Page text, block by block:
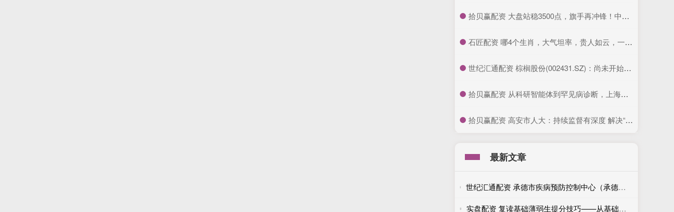
​拾贝赢配资 大盘站稳3500点，旗手再冲锋！中银证券2连板，证券ETF龙头(560090)放量涨超3%！券商上半年业绩预报陆续出炉，国盛金控净利润暴涨2倍以上
​石匠配资 哪4个生肖，大气坦率，贵人如云，一个月比一个月赚钱多_总能_性格_财运
​世纪汇通配资 棕榈股份(002431.SZ)：尚未开始实施本次股份回购
​拾贝赢配资 从科研智能体到罕见病诊断，上海交大最新发布五项全球领先AI成果
​拾贝赢配资 高安市人大：持续监督有深度 解决“接种难”有力度_服务_问题_群众
最新文章
世纪汇通配资 承德市疾病预防控制中心（承德市卫生监督所）主动服务教育领域 助力提升教室采光照明水平
实盘配资 复读基础薄弱生提分技巧——从基础抓起，循序渐进，稳步提升